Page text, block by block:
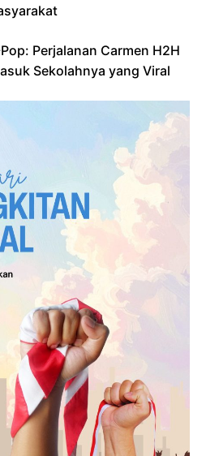
Perjalanan Carmen H2H
Sekolahnya yang Viral